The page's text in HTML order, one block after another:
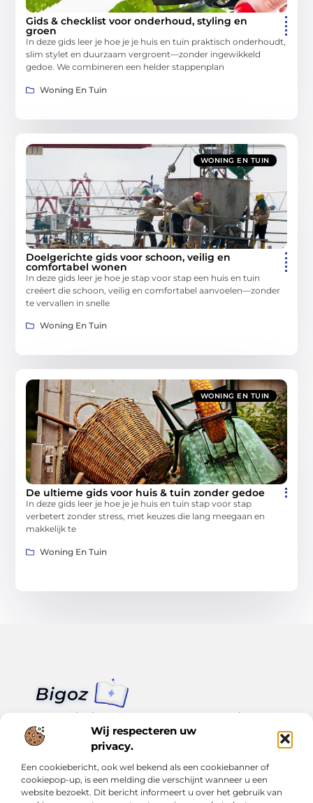
Wij respecteren uw
privacy.
Een cookiebericht, ook wel bekend als een cookiebanner of
cookiepop-up, is een melding die verschijnt wanneer u een
website bezoekt. Dit bericht informeert u over het gebruik van
Gids & checklist voor onderhoud, styling en
groen
In deze gids leer je hoe je je huis en tuin praktisch onderhoudt,
slim stylet en duurzaam vergroent—zonder ingewikkeld
gedoe. We combineren een helder stappenplan
Woning En Tuin
WONING EN TUIN
Doelgerichte gids voor schoon, veilig en
comfortabel wonen
In deze gids leer je hoe je stap voor stap een huis en tuin
creëert die schoon, veilig en comfortabel aanvoelen—zonder
te vervallen in snelle
Woning En Tuin
WONING EN TUIN
De ultieme gids voor huis & tuin zonder gedoe
In deze gids leer je hoe je je huis en tuin stap voor stap
verbetert zonder stress, met keuzes die lang meegaan en
makkelijk te
Woning En Tuin
Van klein nieuws tot grote trends – alles op Bigoz.nl.
Lees inspirerende blogs en artikelen over het dagelijks leven,
actualiteit en meer.
Bericht categorie